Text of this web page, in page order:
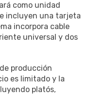
como unidad
incluyen una tarjeta
incorpora cable
universal y dos
producción
es limitado y la
platós,